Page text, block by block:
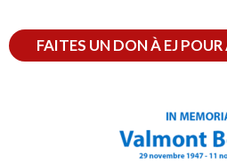
FAITES UN DON À EJ